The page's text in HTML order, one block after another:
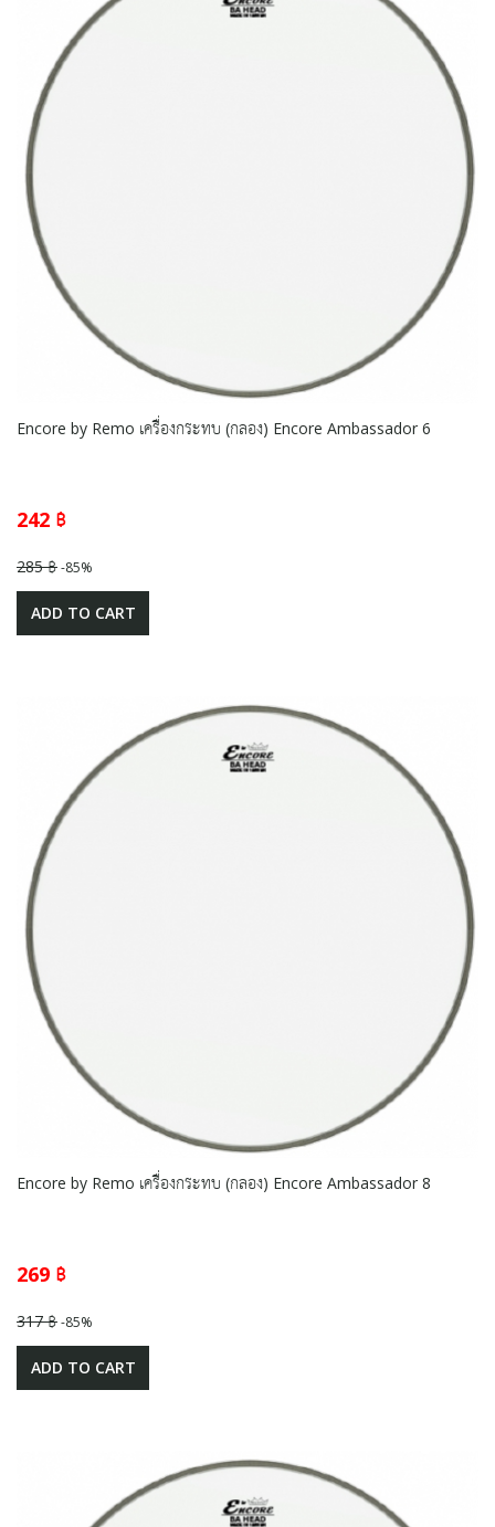
Encore by Remo เครื่องกระทบ (กลอง) Encore Ambassador 6
242 ฿
285 ฿-85%
ADD TO CART
Encore by Remo เครื่องกระทบ (กลอง) Encore Ambassador 8
269 ฿
317 ฿-85%
ADD TO CART